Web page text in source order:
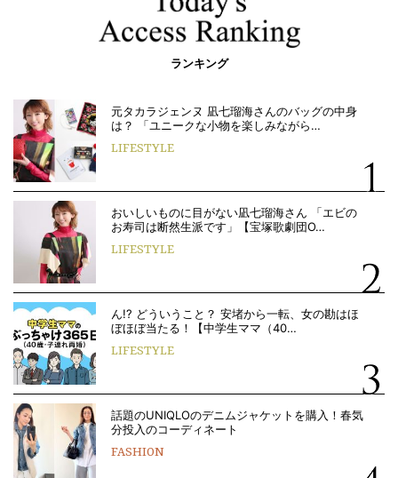
ランキング
元タカラジェンヌ 凪七瑠海さんのバッグの中身
は？ 「ユニークな小物を楽しみながら…
LIFESTYLE
おいしいものに目がない凪七瑠海さん 「エビの
お寿司は断然生派です」【宝塚歌劇団O…
LIFESTYLE
ん!? どういうこと？ 安堵から一転、女の勘はほ
ぼほぼ当たる！【中学生ママ（40…
LIFESTYLE
話題のUNIQLOのデニムジャケットを購入！春気
分投入のコーディネート
FASHION